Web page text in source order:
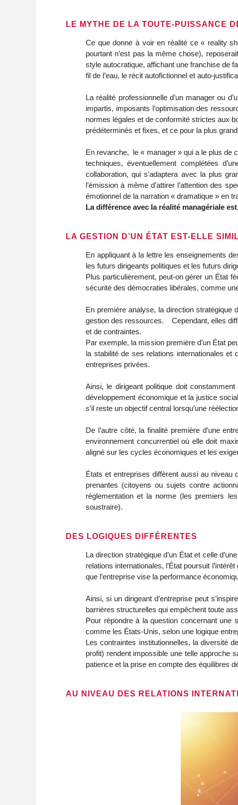
LE MYTHE DE LA TOUTE-PUISSANCE
Ce que donne à voir en réalité ce « reality
pourtant n’est pas la même chose),
style autocratique, affichant une franchise de
fil de l’eau, le récit autofictionnel et auto-
La réalité professionnelle d’un manager ou
impartis, imposants l’optimisation des
normes légales et de conformité strictes aux
prédéterminés et fixes, et ce pour la plus
En revanche, le « manager » qui a le plus de
techniques, éventuellement complétées
collaboration, qui s’adaptera avec la plus
l’émission à même d’attirer l’attention des
émotionnel de la narration « dramatique » en
La différence avec la réalité managériale
LA GESTION D’UN ÉTAT EST-ELLE
En appliquant à la lettre les enseignements
les futurs dirigeants politiques et les futurs
Plus particulièrement, peut-on gérer un État
sécurité des démocraties libérales, comme
En première analyse, la direction stratégique
gestion des ressources. Cependant, elles
et de contraintes.
Par exemple, la mission première d’un État
la stabilité de ses relations internationales
entreprises privées.
Ainsi, le dirigeant politique doit
développement économique et la justice
s’il reste un objectif central lorsqu’une
De l’autre côté, la finalité première d’une
environnement concurrentiel où elle doit
aligné sur les cycles économiques et les
États et entreprises diffèrent aussi au
prenantes (citoyens ou sujets contre
réglementation et la norme (les premiers
soustraire).
DES LOGIQUES DIFFÉRENTES
La direction stratégique d’un État et celle
relations internationales, l’État poursuit
que l’entreprise vise la performance
Ainsi, si un dirigeant d’entreprise peut
barrières structurelles qui empêchent toute
Pour répondre à la question concernant une
comme les États-Unis, selon une logique
Les contraintes institutionnelles, la diversité
profit) rendent impossible une telle approche
patience et la prise en compte des équilibres
AU NIVEAU DES RELATIONS